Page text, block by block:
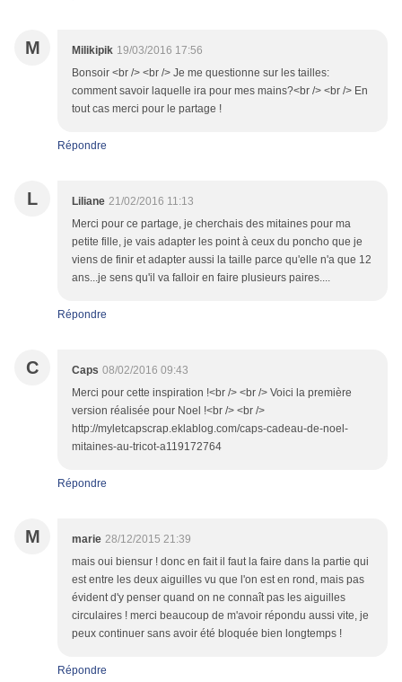
M Milikipik 19/03/2016 17:56
Bonsoir <br /> <br /> Je me questionne sur les tailles:
comment savoir laquelle ira pour mes mains?<br /> <br /> En
tout cas merci pour le partage !
Répondre
L Liliane 21/02/2016 11:13
Merci pour ce partage, je cherchais des mitaines pour ma
petite fille, je vais adapter les point à ceux du poncho que je
viens de finir et adapter aussi la taille parce qu'elle n'a que 12
ans...je sens qu'il va falloir en faire plusieurs paires....
Répondre
C Caps 08/02/2016 09:43
Merci pour cette inspiration !<br /> <br /> Voici la première
version réalisée pour Noel !<br /> <br />
http://myletcapscrap.eklablog.com/caps-cadeau-de-noel-
mitaines-au-tricot-a119172764
Répondre
M marie 28/12/2015 21:39
mais oui biensur ! donc en fait il faut la faire dans la partie qui
est entre les deux aiguilles vu que l'on est en rond, mais pas
évident d'y penser quand on ne connaît pas les aiguilles
circulaires ! merci beaucoup de m'avoir répondu aussi vite, je
peux continuer sans avoir été bloquée bien longtemps !
Répondre